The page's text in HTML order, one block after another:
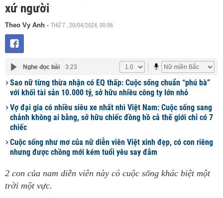
xứ người
Theo Vy Anh - THỨ 7 , 20/04/2024, 00:06
Nghe đọc bài 3:23
Sao nữ từng thừa nhận có EQ thấp: Cuộc sống chuẩn “phú bà”
với khối tài sản 10.000 tỷ, sở hữu nhiều công ty lớn nhỏ
Vợ đại gia có nhiều siêu xe nhất nhì Việt Nam: Cuộc sống sang
chảnh không ai bằng, sở hữu chiếc đồng hồ cả thế giới chỉ có 7
chiếc
Cuộc sống như mơ của nữ diễn viên Việt xinh đẹp, có con riêng
nhưng được chồng mới kém tuổi yêu say đắm
2 con của nam diễn viên này có cuộc sống khác biệt một
trời một vực.